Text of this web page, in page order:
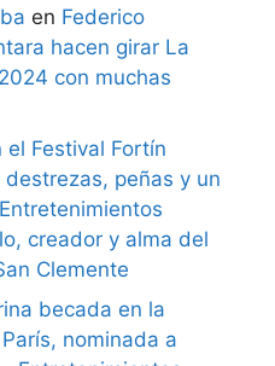
en Federico
hacen girar La
con muchas
Festival Fortín
peñas y un
creador y alma del
Clemente
becada en la
nominada a